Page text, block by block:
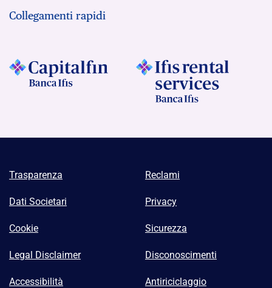
Collegamenti rapidi
Trasparenza Reclami
Dati Societari Privacy
Cookie Sicurezza
Legal Disclaimer Disconoscimenti
Accessibilità Antiriciclaggio